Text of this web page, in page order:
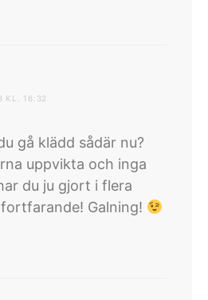
KL. 16:32
gå klädd sådär nu?
uppvikta och inga
du ju gjort i flera
Galning!